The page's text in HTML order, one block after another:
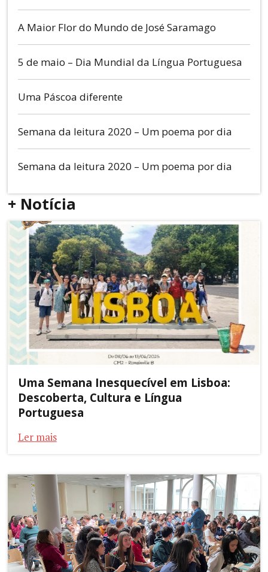
A Maior Flor do Mundo de José Saramago
5 de maio – Dia Mundial da Língua Portuguesa
Uma Páscoa diferente
Semana da leitura 2020 – Um poema por dia
Semana da leitura 2020 – Um poema por dia
+ Notícia
Uma Semana Inesquecível em Lisboa:
Descoberta, Cultura e Língua
Portuguesa
Ler mais